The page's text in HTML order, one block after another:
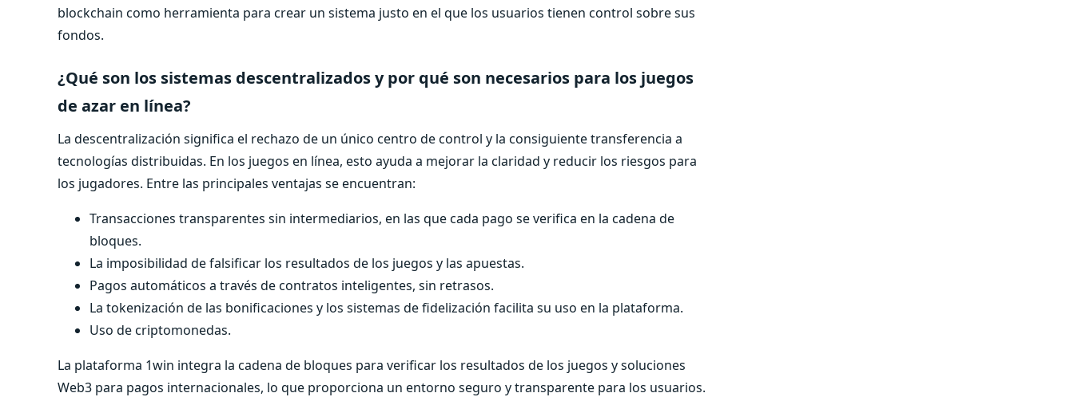
blockchain como herramienta para crear un sistema justo en el que los usuarios tienen control sobre sus
fondos.
¿Qué son los sistemas descentralizados y por qué son necesarios para los juegos
de azar en línea?
La descentralización significa el rechazo de un único centro de control y la consiguiente transferencia a
tecnologías distribuidas. En los juegos en línea, esto ayuda a mejorar la claridad y reducir los riesgos para
los jugadores. Entre las principales ventajas se encuentran:
Transacciones transparentes sin intermediarios, en las que cada pago se verifica en la cadena de
bloques.
La imposibilidad de falsificar los resultados de los juegos y las apuestas.
Pagos automáticos a través de contratos inteligentes, sin retrasos.
La tokenización de las bonificaciones y los sistemas de fidelización facilita su uso en la plataforma.
Uso de criptomonedas.
La plataforma 1win integra la cadena de bloques para verificar los resultados de los juegos y soluciones
Web3 para pagos internacionales, lo que proporciona un entorno seguro y transparente para los usuarios.